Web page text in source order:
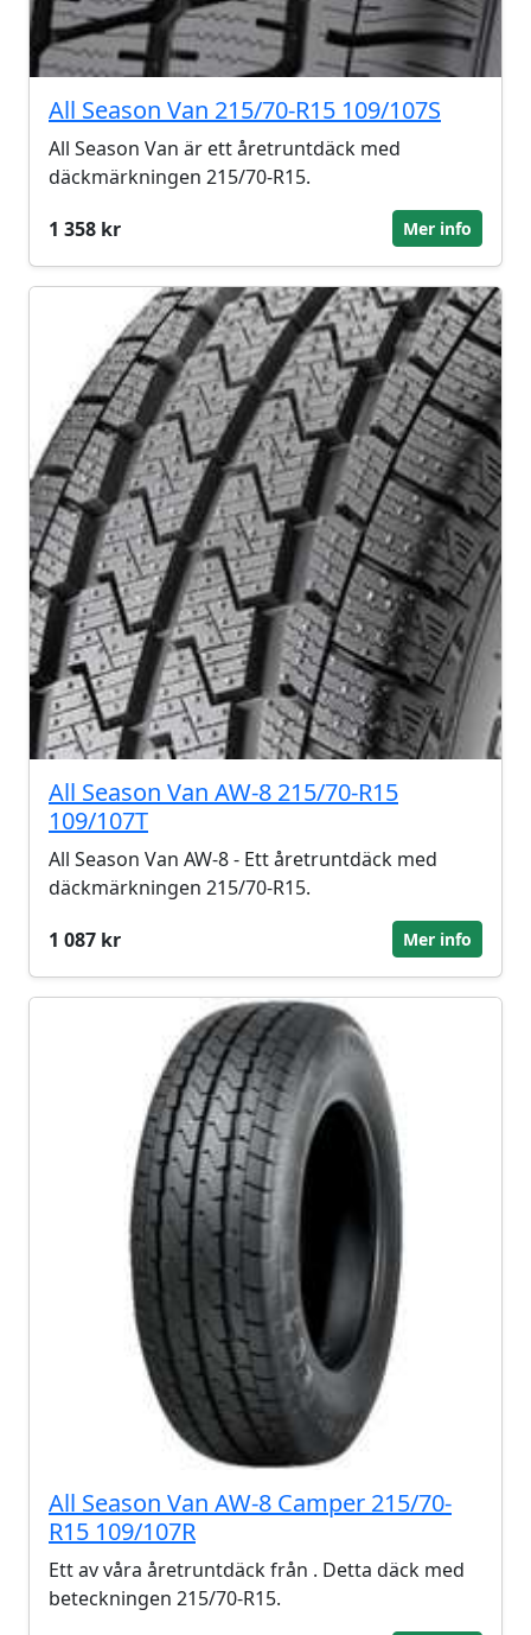
All Season Van 215/70-R15 109/107S
All Season Van är ett åretruntdäck med
däckmärkningen 215/70-R15.
1 358 kr
Mer info
All Season Van AW-8 215/70-R15
109/107T
All Season Van AW-8 - Ett åretruntdäck med
däckmärkningen 215/70-R15.
1 087 kr
Mer info
All Season Van AW-8 Camper 215/70-
R15 109/107R
Ett av våra åretruntdäck från . Detta däck med
beteckningen 215/70-R15.